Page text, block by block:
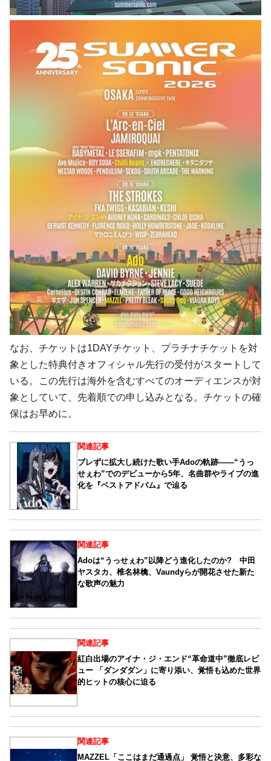
なお、チケットは1DAYチケット、プラチナチケットを対
象とした特典付きオフィシャル先行の受付がスタートして
いる。この先行は海外を含むすべてのオーディエンスが対
象としていて、先着順での申し込みとなる。チケットの確
保はお早めに。
関連記事
ブレずに拡大し続けた歌い手Adoの軌跡――“うっ
せぇわ”でのデビューから5年、名曲群やライブの進
化を『ベストアドバム』で辿る
関連記事
Adoは“うっせぇわ”以降どう進化したのか? 中田
ヤスタカ、椎名林檎、Vaundyらが開花させた新た
な歌声の魅力
関連記事
紅白出場のアイナ・ジ・エンド“革命道中”徹底レビ
ュー 「ダンダダン」に寄り添い、覚悟も込めた世界
的ヒットの核心に迫る
関連記事
MAZZEL「ここはまだ通過点」 覚悟と決意、多彩な